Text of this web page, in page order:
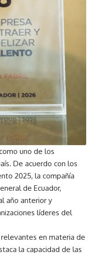
uno de los
De acuerdo con los
2025, la compañía
de Ecuador,
año anterior y
líderes del
en materia de
la capacidad de las